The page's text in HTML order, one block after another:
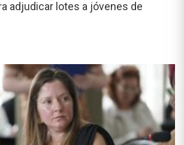
adjudicar lotes a jóvenes de